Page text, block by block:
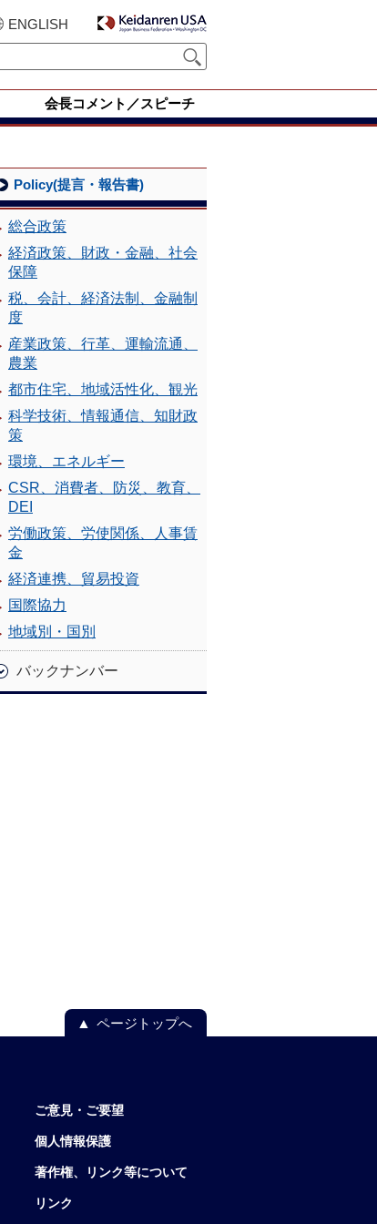
ENGLISH
会長コメント／スピーチ
Policy(提言・報告書)
総合政策
経済政策、財政・金融、社会
保障
税、会計、経済法制、金融制
度
産業政策、行革、運輸流通、
農業
都市住宅、地域活性化、観光
科学技術、情報通信、知財政
策
環境、エネルギー
CSR、消費者、防災、教育、
DEI
労働政策、労使関係、人事賃
金
経済連携、貿易投資
国際協力
地域別・国別
バックナンバー
ページトップへ
ご意見・ご要望
個人情報保護
著作権、リンク等について
リンク